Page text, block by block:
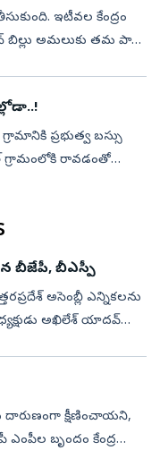
ఇటీవల కేంద్రం
అమలుకు తమ పార్టీ
ప్రభుత్వ బస్సు
గ్రామంలోకి రావడంతో
బీజేపీ, బీఎస్పీ
అసెంబ్లీ ఎన్నికలను
అఖిలేశ్ యాదవ్
దారుణంగా క్షీణించాయని,
ఎంపీల బృందం కేంద్ర